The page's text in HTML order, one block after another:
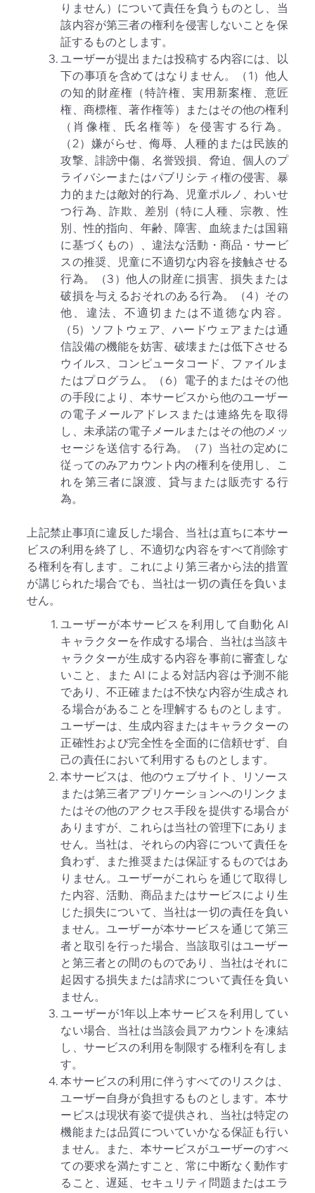
りません）について責任を負うものとし、当
該内容が第三者の権利を侵害しないことを保
証するものとします。
ユーザーが提出または投稿する内容には、以
下の事項を含めてはなりません。（1）他人
の知的財産権（特許権、実用新案権、意匠
権、商標権、著作権等）またはその他の権利
（肖像権、氏名権等）を侵害する行為。
（2）嫌がらせ、侮辱、人種的または民族的
攻撃、誹謗中傷、名誉毀損、脅迫、個人のプ
ライバシーまたはパブリシティ権の侵害、暴
力的または敵対的行為、児童ポルノ、わいせ
つ行為、詐欺、差別（特に人種、宗教、性
別、性的指向、年齢、障害、血統または国籍
に基づくもの）、違法な活動・商品・サービ
スの推奨、児童に不適切な内容を接触させる
行為。（3）他人の財産に損害、損失または
破損を与えるおそれのある行為。（4）その
他、違法、不適切または不道徳な内容。
（5）ソフトウェア、ハードウェアまたは通
信設備の機能を妨害、破壊または低下させる
ウイルス、コンピュータコード、ファイルま
たはプログラム。（6）電子的またはその他
の手段により、本サービスから他のユーザー
の電子メールアドレスまたは連絡先を取得
し、未承諾の電子メールまたはその他のメッ
セージを送信する行為。（7）当社の定めに
従ってのみアカウント内の権利を使用し、こ
れを第三者に譲渡、貸与または販売する行
為。
上記禁止事項に違反した場合、当社は直ちに本サー
ビスの利用を終了し、不適切な内容をすべて削除す
る権利を有します。これにより第三者から法的措置
が講じられた場合でも、当社は一切の責任を負いま
せん。
ユーザーが本サービスを利用して自動化 AI
キャラクターを作成する場合、当社は当該キ
ャラクターが生成する内容を事前に審査しな
いこと、また AI による対話内容は予測不能
であり、不正確または不快な内容が生成され
る場合があることを理解するものとします。
ユーザーは、生成内容またはキャラクターの
正確性および完全性を全面的に信頼せず、自
己の責任において利用するものとします。
本サービスは、他のウェブサイト、リソース
または第三者アプリケーションへのリンクま
たはその他のアクセス手段を提供する場合が
ありますが、これらは当社の管理下にありま
せん。当社は、それらの内容について責任を
負わず、また推奨または保証するものではあ
りません。ユーザーがこれらを通じて取得し
た内容、活動、商品またはサービスにより生
じた損失について、当社は一切の責任を負い
ません。ユーザーが本サービスを通じて第三
者と取引を行った場合、当該取引はユーザー
と第三者との間のものであり、当社はそれに
起因する損失または請求について責任を負い
ません。
ユーザーが1年以上本サービスを利用してい
ない場合、当社は当該会員アカウントを凍結
し、サービスの利用を制限する権利を有しま
す。
本サービスの利用に伴うすべてのリスクは、
ユーザー自身が負担するものとします。本サ
ービスは現状有姿で提供され、当社は特定の
機能または品質についていかなる保証も行い
ません。また、本サービスがユーザーのすべ
ての要求を満たすこと、常に中断なく動作す
ること、遅延、セキュリティ問題またはエラ